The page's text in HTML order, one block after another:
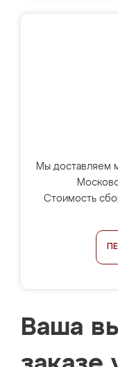
Мы доставляем
Стоимость
Ваша